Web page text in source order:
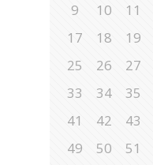
9
10 11
17
18 19
25
26 27
33
34 35
41
42 43
49
50 51